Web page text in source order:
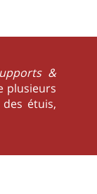
&
plusieurs
étuis,